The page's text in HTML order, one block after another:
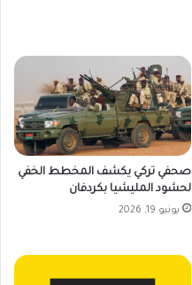
صحفي تركي يكشف المخطط الخفي
لحشود المليشيا بكردفان
يونيو 19, 2026